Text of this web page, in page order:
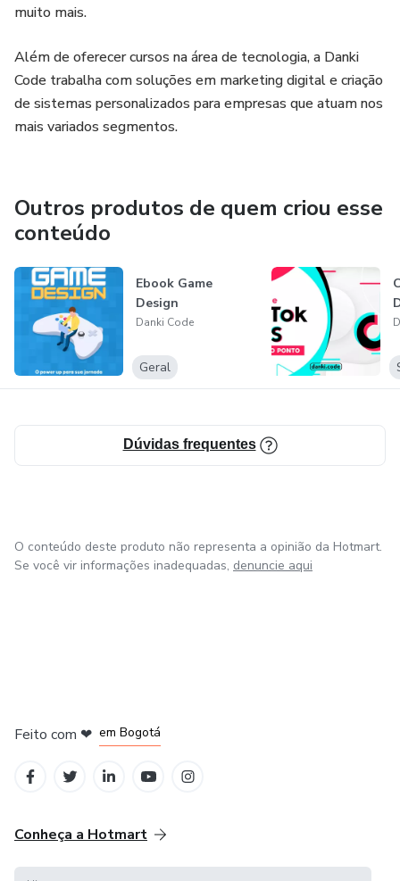
Desvende os segredos do WiFi. Aprenda a atacar para
saber como se defender!
Garanta sua vaga agora e domine a arte da invasão (ética)
de redes WiFi!
muito mais.
Além de oferecer cursos na área de tecnologia, a Danki
Code trabalha com soluções em marketing digital e criação
de sistemas personalizados para empresas que atuam nos
mais variados segmentos.
Outros produtos de quem criou esse
conteúdo
Ebook Game
Design
Danki Code
Geral
Dúvidas frequentes
O conteúdo deste produto não representa a opinião da Hotmart.
Se você vir informações inadequadas, denuncie aqui
Feito com ❤ em Bogotá
Conheça a Hotmart